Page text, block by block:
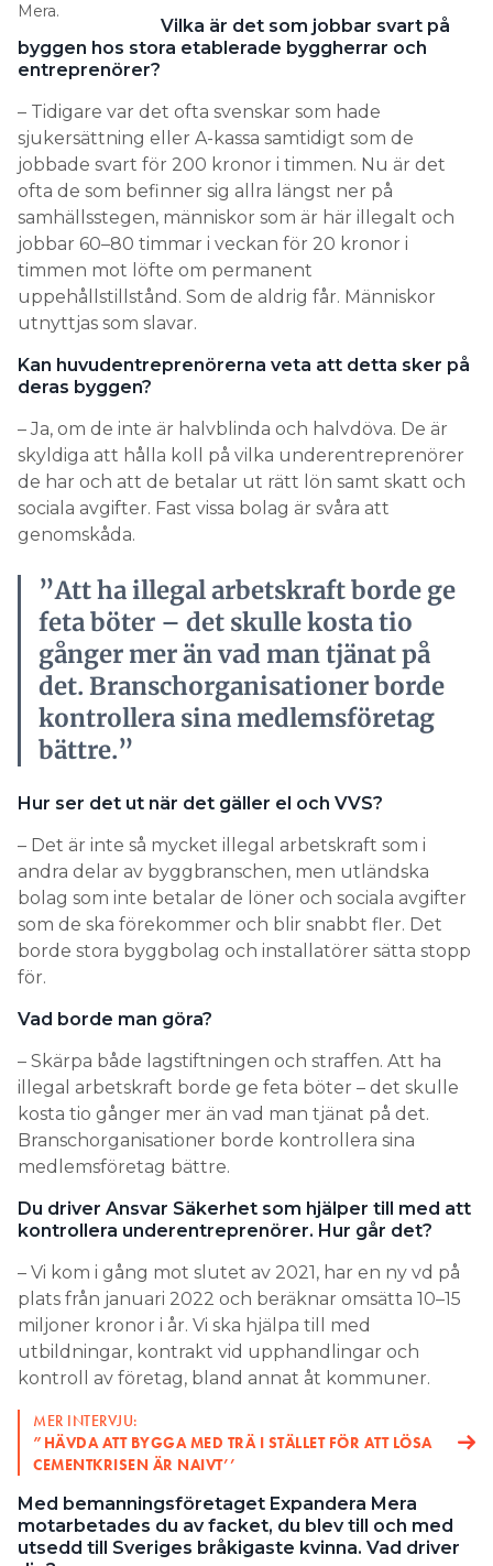
Mera.
Vilka är det som jobbar svart på
byggen hos stora etablerade byggherrar och
entreprenörer?
– Tidigare var det ofta svenskar som hade
sjukersättning eller A-kassa samtidigt som de
jobbade svart för 200 kronor i timmen. Nu är det
ofta de som befinner sig allra längst ner på
samhällsstegen, människor som är här illegalt och
jobbar 60–80 timmar i veckan för 20 kronor i
timmen mot löfte om permanent
uppehållstillstånd. Som de aldrig får. Människor
utnyttjas som slavar.
Kan huvudentreprenörerna veta att detta sker på
deras byggen?
– Ja, om de inte är halvblinda och halvdöva. De är
skyldiga att hålla koll på vilka underentreprenörer
de har och att de betalar ut rätt lön samt skatt och
sociala avgifter. Fast vissa bolag är svåra att
genomskåda.
”Att ha illegal arbetskraft borde ge
feta böter – det skulle kosta tio
gånger mer än vad man tjänat på
det. Branschorganisationer borde
kontrollera sina medlemsföretag
bättre.”
Hur ser det ut när det gäller el och VVS?
– Det är inte så mycket illegal arbetskraft som i
andra delar av byggbranschen, men utländska
bolag som inte betalar de löner och sociala avgifter
som de ska förekommer och blir snabbt fler. Det
borde stora byggbolag och installatörer sätta stopp
för.
Vad borde man göra?
– Skärpa både lagstiftningen och straffen. Att ha
illegal arbetskraft borde ge feta böter – det skulle
kosta tio gånger mer än vad man tjänat på det.
Branschorganisationer borde kontrollera sina
medlemsföretag bättre.
Du driver Ansvar Säkerhet som hjälper till med att
kontrollera underentreprenörer. Hur går det?
– Vi kom i gång mot slutet av 2021, har en ny vd på
plats från januari 2022 och beräknar omsätta 10–15
miljoner kronor i år. Vi ska hjälpa till med
utbildningar, kontrakt vid upphandlingar och
kontroll av företag, bland annat åt kommuner.
MER INTERVJU:
”HÄVDA ATT BYGGA MED TRÄ I ­STÄLLET FÖR ATT LÖSA
CEMENTKRISEN ÄR NAIVT’’
Med bemanningsföretaget Expandera Mera
motarbetades du av facket, du blev till och med
utsedd till Sveriges bråkigaste kvinna. Vad driver